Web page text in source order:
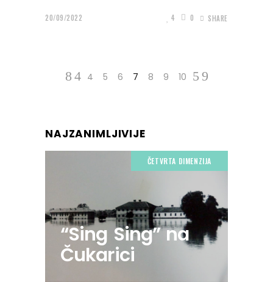
20/09/2022 4 0 SHARE
4 5 6 7 8 9 10
NAJZANIMLJIVIJE
ČETVRTA DIMENZIJA
“Sing Sing” na
Čukarici